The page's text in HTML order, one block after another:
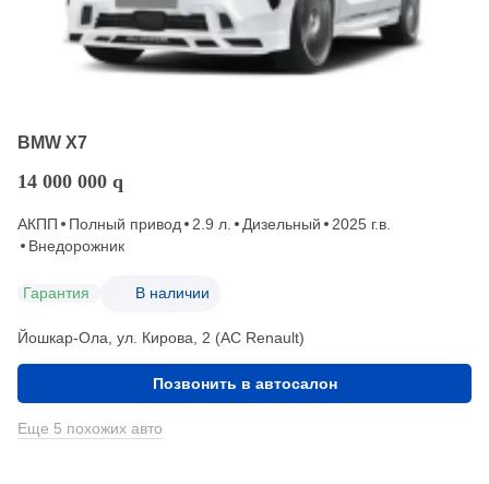
BMW X7
14 000 000 q
АКПП Полный привод 2.9 л. Дизельный
2025 г.в.
Внедорожник
Гарантия В наличии
Йошкар-Ола, ул. Кирова, 2 (АС Renault)
Позвонить в автосалон
Еще 5 похожих авто